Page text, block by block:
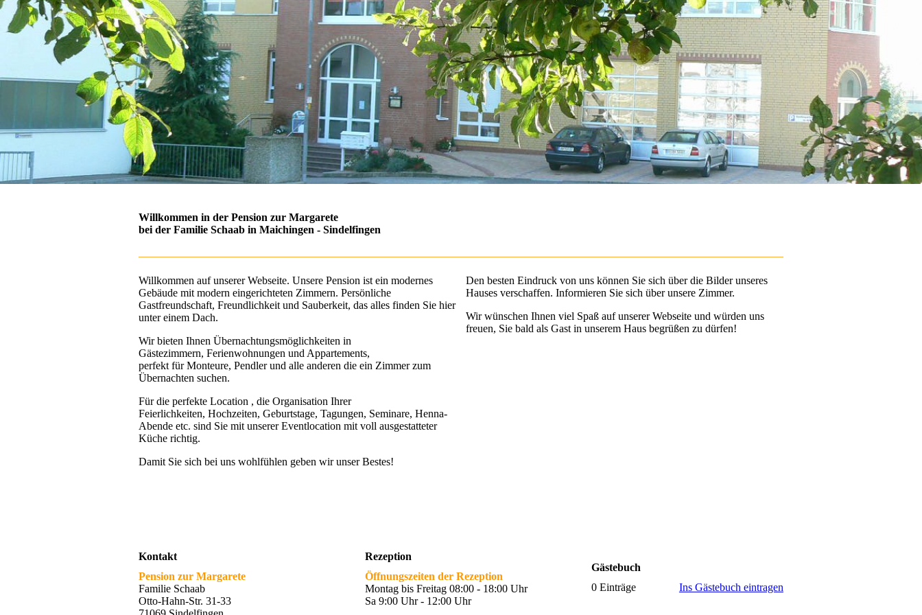
Willkommen in der Pension zur Margarete
bei der Familie Schaab in Maichingen - Sindelfingen
Willkommen auf unserer Webseite. Unsere Pension ist ein modernes
Gebäude mit modern eingerichteten Zimmern. Persönliche
Gastfreundschaft, Freundlichkeit und Sauberkeit, das alles finden Sie hier
unter einem Dach.
Wir bieten Ihnen Übernachtungsmöglichkeiten in
Gästezimmern, Ferienwohnungen und Appartements,
perfekt für Monteure, Pendler und alle anderen die ein Zimmer zum
Übernachten suchen.
Für die perfekte Location , die Organisation Ihrer
Feierlichkeiten, Hochzeiten, Geburtstage, Tagungen, Seminare, Henna-
Abende etc. sind Sie mit unserer Eventlocation mit voll ausgestatteter
Küche richtig.
Damit Sie sich bei uns wohlfühlen geben wir unser Bestes!
Den besten Eindruck von uns können Sie sich über die Bilder unseres
Hauses verschaffen. Informieren Sie sich über unsere Zimmer.
Wir wünschen Ihnen viel Spaß auf unserer Webseite und würden uns
freuen, Sie bald als Gast in unserem Haus begrüßen zu dürfen!
Kontakt
Pension zur Margarete
Familie Schaab
Otto-Hahn-Str. 31-33
Rezeption
Öffnungszeiten der Rezeption
Montag bis Freitag 08:00 - 18:00 Uhr
Sa 9:00 Uhr - 12:00 Uhr
Gästebuch
0 Einträge
Ins Gästebuch eintragen